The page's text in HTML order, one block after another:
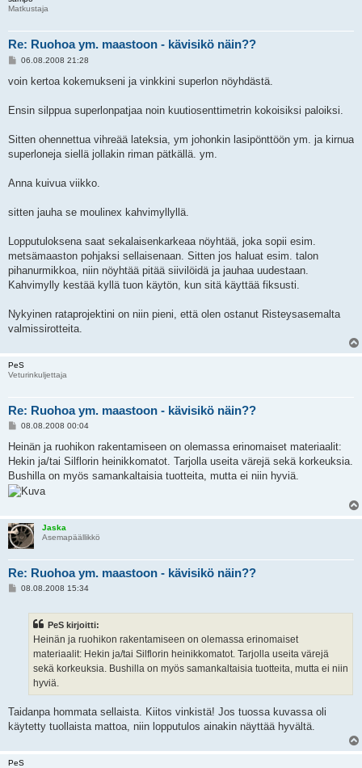
Matkustaja
Re: Ruohoa ym. maastoon - kävisikö näin??
V
e
i
06.08.2008 21:28
voin kertoa kokemukseni ja vinkkini superlon nöyhdästä.
Ensin silppua superlonpatjaa noin kuutiosenttimetrin kokoisiksi paloiksi.
Sitten ohennettua vihreää lateksia, ym johonkin lasipönttöön ym. ja kirnua
superloneja siellä jollakin riman pätkällä. ym.
Anna kuivua viikko.
sitten jauha se moulinex kahvimyllyllä.
Lopputuloksena saat sekalaisenkarkeaa nöyhtää, joka sopii esim.
metsämaaston pohjaksi sellaisenaan. Sitten jos haluat esim. talon
pihanurmikkoa, niin nöyhtää pitää siivilöidä ja jauhaa uudestaan.
Kahvimylly kestää kyllä tuon käytön, kun sitä käyttää fiksusti.
Nykyinen rataprojektini on niin pieni, että olen ostanut Risteysasemalta
valmissirotteita.
PeS
Veturinkuljettaja
Re: Ruohoa ym. maastoon - kävisikö näin??
V
e
t
08.08.2008 00:04
Heinän ja ruohikon rakentamiseen on olemassa erinomaiset materiaalit:
Hekin ja/tai Silflorin heinikkomatot. Tarjolla useita värejä sekä korkeuksia.
Bushilla on myös samankaltaisia tuotteita, mutta ei niin hyviä.
Jaska
Asemapäällikkö
Re: Ruohoa ym. maastoon - kävisikö näin??
V08.08.2008 15:34
PeS kirjoitti:
Heinän ja ruohikon rakentamiseen on olemassa erinomaiset
materiaalit: Hekin ja/tai Silflorin heinikkomatot. Tarjolla useita värejä
sekä korkeuksia. Bushilla on myös samankaltaisia tuotteita, mutta ei niin
hyviä.
Taidanpa hommata sellaista. Kiitos vinkistä! Jos tuossa kuvassa oli
käytetty tuollaista mattoa, niin lopputulos ainakin näyttää hyvältä.
PeS